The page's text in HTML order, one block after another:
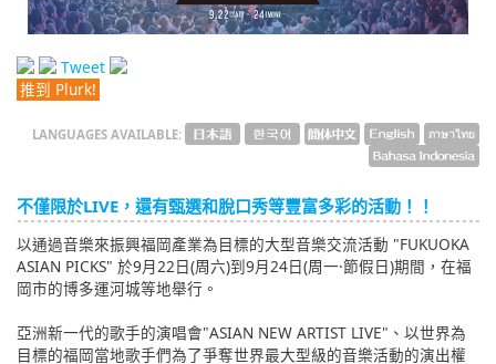
Bahasa Indonesia
Tweet
推到 Plurk!
LANGUAGES AVAILABLE:
不僅限於LIVE，還有甄選和脫口秀等豐富多彩的活動！！
以通過音樂來振興福岡產業為目標的大型音樂交流活動 "FUKUOKA
ASIAN PICKS" 於9月22日(周六)到9月24日(周一·節假日)期間，在福
岡市的博多運河城等地舉行。
亞洲新一代的歌手的演唱會"ASIAN NEW ARTIST LIVE"、以世界為
目標的福岡當地歌手們為了爭奪世界最大型級的音樂活動的演出權